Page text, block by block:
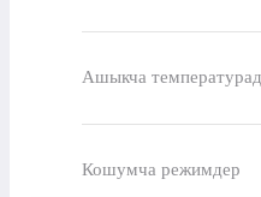
Ашыкча
Кошумча режимдер